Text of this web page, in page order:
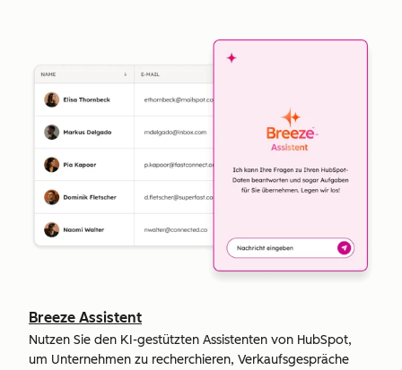
Breeze Assistent
Nutzen Sie den KI-gestützten Assistenten von HubSpot,
um Unternehmen zu recherchieren, Verkaufsgespräche